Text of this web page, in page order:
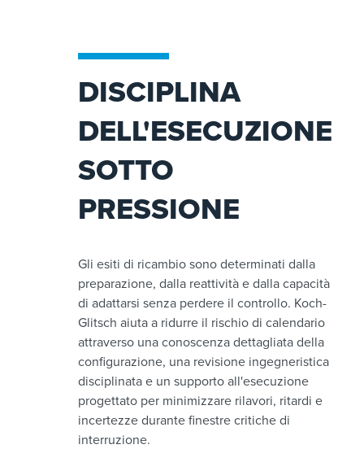
DISCIPLINA
DELL'ESECUZIONE
SOTTO
PRESSIONE
Gli esiti di ricambio sono determinati dalla
preparazione, dalla reattività e dalla capacità
di adattarsi senza perdere il controllo. Koch-
Glitsch aiuta a ridurre il rischio di calendario
attraverso una conoscenza dettagliata della
configurazione, una revisione ingegneristica
disciplinata e un supporto all'esecuzione
progettato per minimizzare rilavori, ritardi e
incertezze durante finestre critiche di
interruzione.